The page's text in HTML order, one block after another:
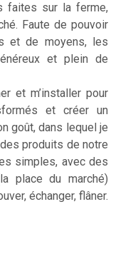
faites sur la ferme,
Faute de pouvoir
et de moyens, les
et plein de
et m’installer pour
et créer un
goût, dans lequel je
produits de notre
simples, avec des
place du marché)
échanger, flâner.